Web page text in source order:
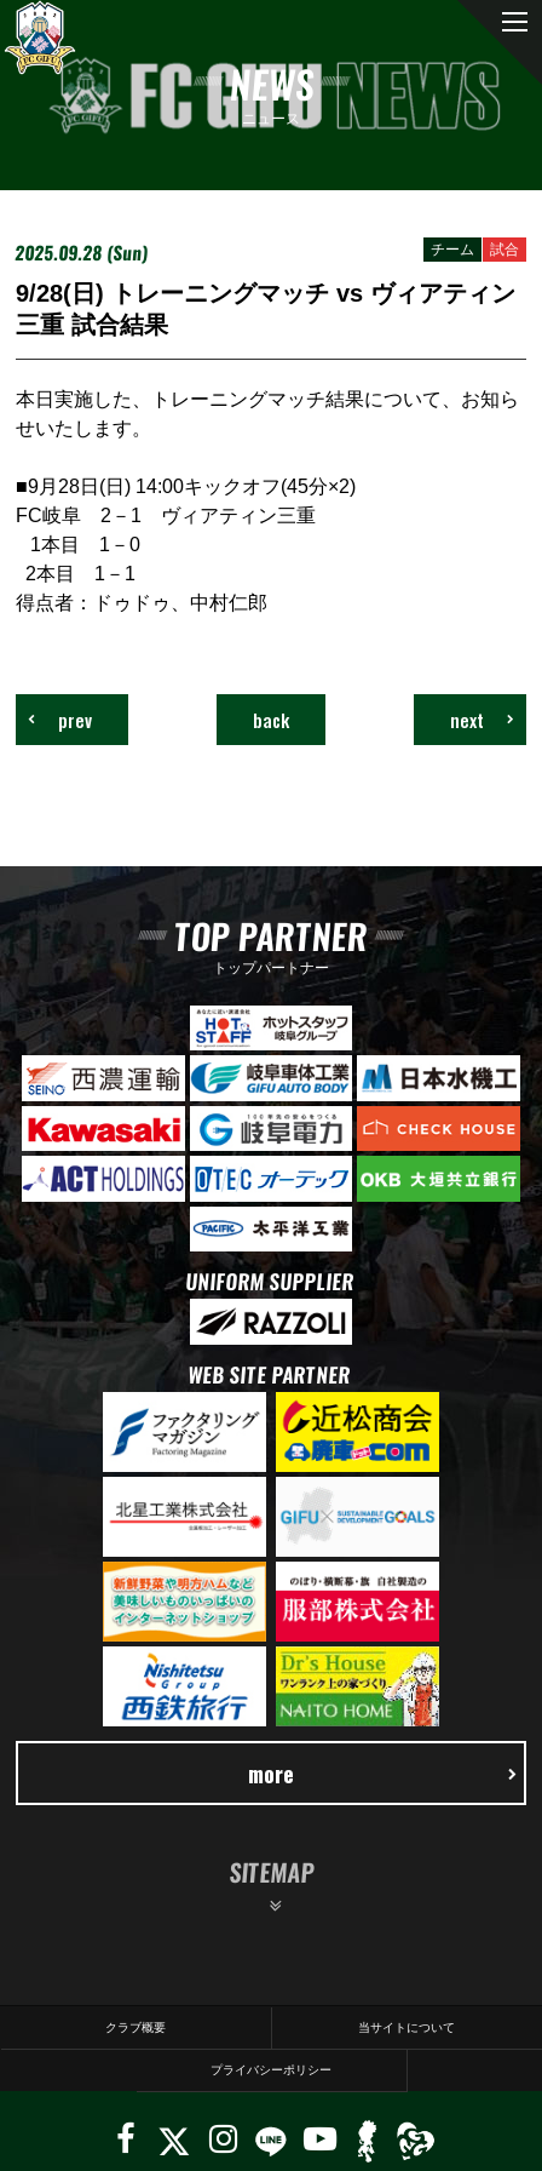
NEWS
ニュース
2025.09.28 (Sun) 試合
チーム
9/28(日) トレーニングマッチ vs ヴィアティン
三重 試合結果
本日実施した、トレーニングマッチ結果について、お知ら
せいたします。
■9月28日(日) 14:00キックオフ(45分×2)
FC岐阜 2－1 ヴィアティン三重
1本目 1－0
2本目 1－1
得点者：ドゥドゥ、中村仁郎
next
back
prev
TOP PARTNER
トップパートナー
UNIFORM SUPPLIER
WEB SITE PARTNER
more
SITEMAP
クラブ概要 当サイトについて
プライバシーポリシー